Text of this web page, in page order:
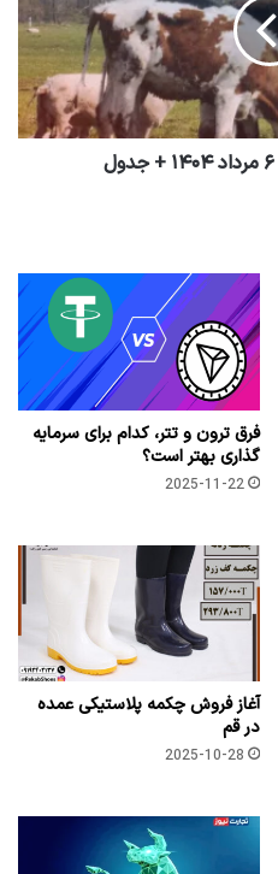
فرق ترون و تتر، کدام برای سرمایه
گذاری بهتر است؟
2025-11-22
آغاز فروش چکمه پلاستیکی عمده
در قم
2025-10-28